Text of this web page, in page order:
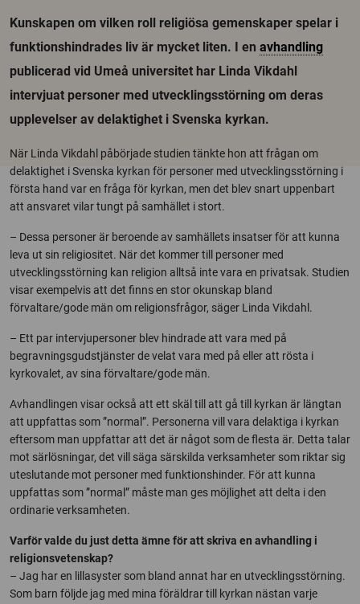
Kunskapen om vilken roll religiösa gemenskaper spelar i
funktionshindrades liv är mycket liten. I en avhandling
publicerad vid Umeå universitet har Linda Vikdahl
intervjuat personer med utvecklingsstörning om deras
upplevelser av delaktighet i Svenska kyrkan.
När Linda Vikdahl påbörjade studien tänkte hon att frågan om
delaktighet i Svenska kyrkan för personer med utvecklingsstörning i
första hand var en fråga för kyrkan, men det blev snart uppenbart
att ansvaret vilar tungt på samhället i stort.
– Dessa personer är beroende av samhällets insatser för att kunna
leva ut sin religiositet. När det kommer till personer med
utvecklingsstörning kan religion alltså inte vara en privatsak. Studien
visar exempelvis att det finns en stor okunskap bland
förvaltare/gode män om religionsfrågor, säger Linda Vikdahl.
– Ett par intervjupersoner blev hindrade att vara med på
begravningsgudstjänster de velat vara med på eller att rösta i
kyrkovalet, av sina förvaltare/gode män.
Avhandlingen visar också att ett skäl till att gå till kyrkan är längtan
att uppfattas som ”normal”. Personerna vill vara delaktiga i kyrkan
eftersom man uppfattar att det är något som de flesta är. Detta talar
mot särlösningar, det vill säga särskilda verksamheter som riktar sig
uteslutande mot personer med funktionshinder. För att kunna
uppfattas som ”normal” måste man ges möjlighet att delta i den
ordinarie verksamheten.
Varför valde du just detta ämne för att skriva en avhandling i
religionsvetenskap?
– Jag har en lillasyster som bland annat har en utvecklingsstörning.
Som barn följde jag med mina föräldrar till kyrkan nästan varje